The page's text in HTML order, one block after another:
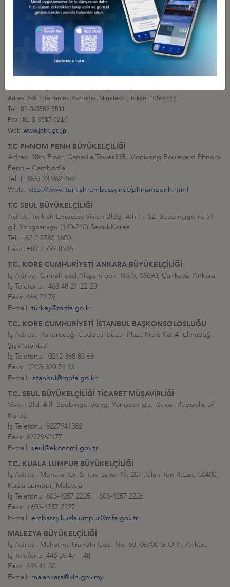
Tel: +90-(0)-312-446 05 00
Faks: +90-(0)-312-437 18 12
JAPON EKONOMİ, SANAYİ VE TİCARRET BAKANLIĞI (METI)
Adres: Kasumigaseki 1-3-1,Chiyoda-ku,Tokyo, 100-8901
Tel : 81-3-3501-1511
Adres: 2-5 Toranomon 2-chome, Minato-ku, Tokyo, 105-8466
Tel : 81-3-3582 5511
Fax : 81-3-3587 0219
Web :www.jetro.go.jp
T.C PHNOM PENH BÜYÜKELÇİLİĞİ
Adres: 18th Floor, Canadia Tower315, Monivong Boulevard Phnom
Penh – Cambodia
Tel: (+855) 23 962 459
Web: http://www.turkish-embassy.net/phnompenh.html
T.C SEUL BÜYÜKELÇİLİĞİ
Adres: Turkish Embassy Vivien Bldg. 4th Fl. 52, Seobinggo-ro 51-
gil, Yongsan-gu (140-240) Seoul-Korea
Tel: +82 2 3780 1600
Faks: +82 2 797 8546
T.C. KORE CUMHURİYETİ ANKARA BÜYÜKELÇİLİĞİ
İş Adresi: Cinnah cad.Alaçam Sok. No.5, 06690, Çankaya, Ankara
İş Telefonu: 468 48 21-22-23
Faks: 468 22 79
E-mail: turkey@mofa.go.kr
T.C. KORE CUMHURİYETİ İSTANBUL BAŞKONSOLOSLUĞU
İş Adresi: Askerocağı Caddesi Süzer Plaza No:6 Kat:4 Elmadağ,
Şişli/İstanbul
İş Telefonu: 0212 368 83 68
Faks: (212) 320 74 13
E-mail: istanbul@mofa.go.kr
T.C. SEUL BÜYÜKELÇİLİĞİ TİCARET MÜŞAVİRLİĞİ
Vivien Bld. 4 fl. Seobingo-dong, Yongsan-gu, Seoul-Republic of
Korea
İş Telefonu: 8227941382
Faks: 8227962177
E-mail: seul@ekonomi.gov.tr
T.C. KUALA LUMPUR BÜYÜKELÇİLİĞİ
İş Adresi: Menara Tan & Tan, Level 18, 207 Jalan Tun Razak, 50400,
Kuala Lumpur, Malaysia
İş Telefonu: 603-4257 2225, +603-4257 2226
Faks: +603-4257 2227
E-mail: embassy.kualalumpur@mfa.gov.tr
MALEZYA BÜYÜKELÇİLİĞİ
İş Adresi: Mahatma Gandhi Cad. No: 58, 06700 G.O.P., Ankara
İş Telefonu: 446 35 47 – 48
Faks: 446 41 30
E-mail: malankara@kln.gov.my